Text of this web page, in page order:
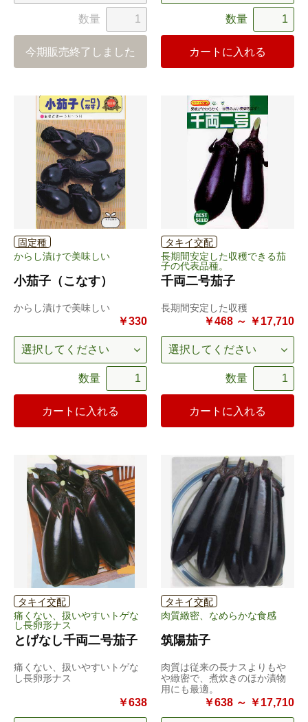
数量
今期販売終了しました
数量
カートに入れる
固定種
からし漬けで美味しい
小茄子（こなす）
からし漬けで美味しい
￥330
数量
カートに入れる
タキイ交配
長期間安定した収穫できる茄
子の代表品種。
千両二号茄子
長期間安定した収穫
￥468 ～ ￥17,710
数量
カートに入れる
タキイ交配
痛くない、扱いやすいトゲな
し長卵形ナス
とげなし千両二号茄子
痛くない、扱いやすいトゲな
し長卵形ナス
￥638
タキイ交配
肉質緻密、なめらかな食感
筑陽茄子
肉質は従来の長ナスよりもや
や緻密で、煮炊きのほか漬物
用にも最適。
￥638 ～ ￥17,710